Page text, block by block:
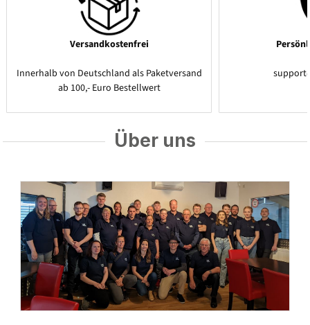
Versandkostenfrei
Innerhalb von Deutschland als Paketversand
ab 100,- Euro Bestellwert
Über uns